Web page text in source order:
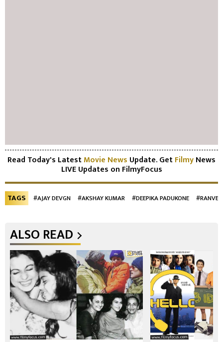
Read Today's LatestMovie News Update. GetFilmyNews
LIVE Updates on FilmyFocus
TAGS #AJAY DEVGN #AKSHAY KUMAR #DEEPIKA PADUKONE
ALSO READ